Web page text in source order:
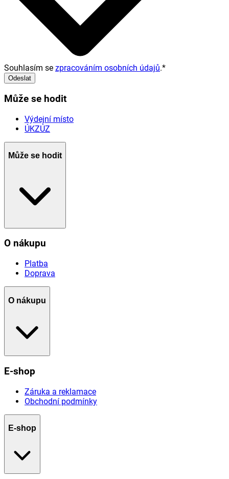
Souhlasím se zpracováním osobních údajů.*
Odeslat
Může se hodit
Výdejní místo
ÚKZÚZ
Může se hodit
O nákupu
Platba
Doprava
O nákupu
E-shop
Záruka a reklamace
Obchodní podmínky
E-shop